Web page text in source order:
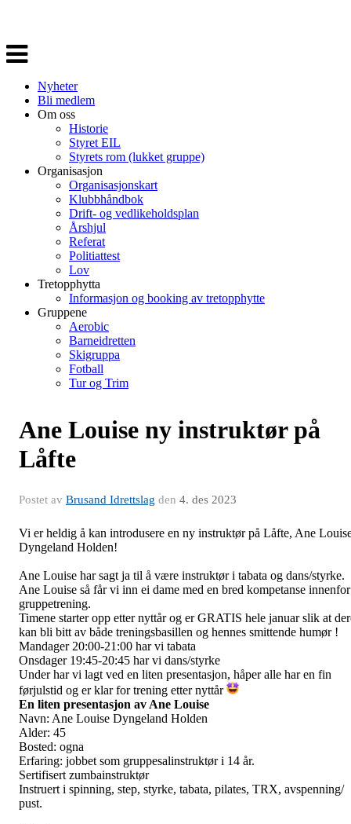
Veksle
navigasjon
Nyheter
Bli medlem
Om oss
Historie
Styret EIL
Styrets rom (lukket gruppe)
Organisasjon
Organisasjonskart
Klubbhåndbok
Drift- og vedlikeholdsplan
Årshjul
Referat
Politiattest
Lov
Tretopphytta
Informasjon og booking av tretopphytte
Gruppene
Aerobic
Barneidretten
Skigruppa
Fotball
Tur og Trim
Ane Louise ny instruktør på
Låfte
Postet av Brusand Idrettslag den 4. des 2023
Vi er heldig å kan introdusere en ny instruktør på Låfte, Ane
Dyngeland Holden!
Ane Louise har sagt ja til å være instruktør i tabata og dans/styrke.
Ane Louise så får vi inn ei dame med en bred kompetanse innenfor
gruppetrening.
Timene starter opp etter nyttår og er GRATIS hele januar slik at
kan bli bitt av både treningsbasillen og hennes smittende humør !
Mandager 20:00-21:00 har vi tabata
Onsdager 19:45-20:45 har vi dans/styrke
Under har vi lagt ved en liten presentasjon, håper alle har en fin
førjulstid og er klar for trening etter nyttår
En liten presentasjon av Ane Louise
Navn: Ane Louise Dyngeland Holden
Alder: 45
Bosted: ogna
Erfaring: jobbet som gruppesalinstruktør i 14 år.
Sertifisert zumbainstruktør
Instruert i spinning, step, styrke, tabata, pilates, TRX, avspenning/
pust.